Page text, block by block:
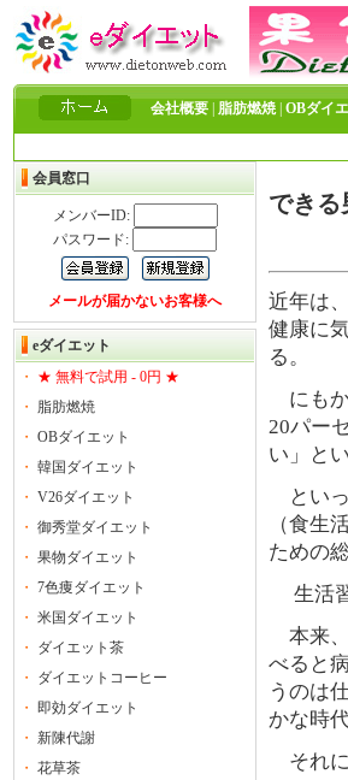
会社概要 脂肪燃焼| OBダイ
会員窓口
メンバーID:
パスワード:
メールが届かないお客様へ
eダイエット
・
★ 無料で試用 - 0円 ★
・
脂肪燃焼
・ OBダイエット
・ 韓国ダイエット
・ V26ダイエット
・ 御秀堂ダイエット
・ 果物ダイエット
・ 7色痩ダイエット
・ 米国ダイエット
・
ダイエット茶
・
ダイエットコーヒー
・
即効ダイエット
・ 新陳代謝
・ 花草茶
できる
近年は
健康に
る。
にもか
20パー
い」と
といっ
（食生
ための
生活習
本来、
べると
うのは
かな時
それに